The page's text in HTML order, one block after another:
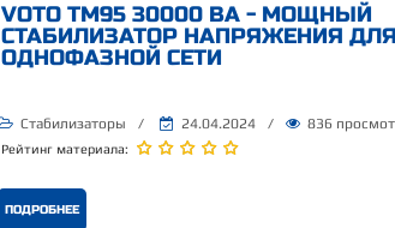
VOTO TM95 30000 ВА - МОЩНЫЙ
СТАБИЛИЗАТОР НАПРЯЖЕНИЯ ДЛЯ
ОДНОФАЗНОЙ СЕТИ
Стабилизаторы / 24.04.2024 / 836
Рейтинг материала:
ПОДРОБНЕЕ